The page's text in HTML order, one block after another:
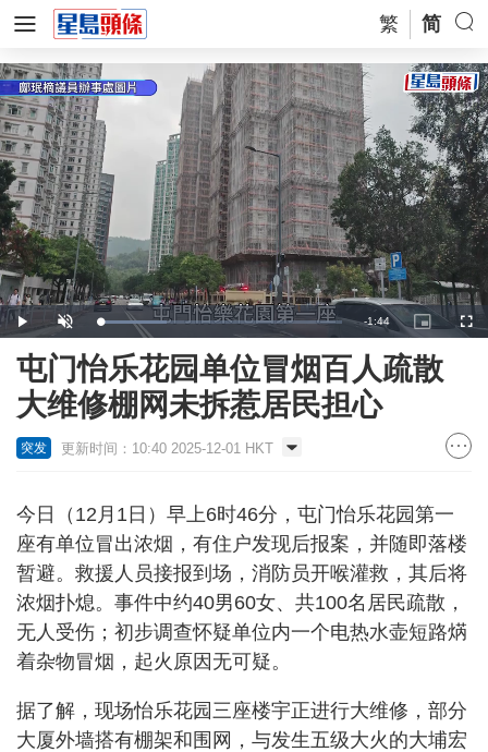
繁 简
Play Unmute Loaded:
28.03%
Remaining
Time
-1:44
Picture-
in-
屯门怡乐花园单位冒烟百人疏散
大维修棚网未拆惹居民担心
突发 更新时间：10:40 2025-12-01 HKT
今日（12月1日）早上6时46分，屯门怡乐花园第一
座有单位冒出浓烟，有住户发现后报案，并随即落楼
暂避。救援人员接报到场，消防员开喉灌救，其后将
浓烟扑熄。事件中约40男60女、共100名居民疏散，
无人受伤；初步调查怀疑单位内一个电热水壶短路焫
着杂物冒烟，起火原因无可疑。
据了解，现场怡乐花园三座楼宇正进行大维修，部分
大厦外墙搭有棚架和围网，与发生五级大火的大埔宏